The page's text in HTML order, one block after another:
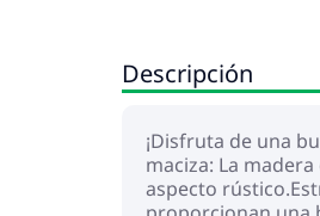
Descripción
¡Disfruta de una
maciza: La
aspecto